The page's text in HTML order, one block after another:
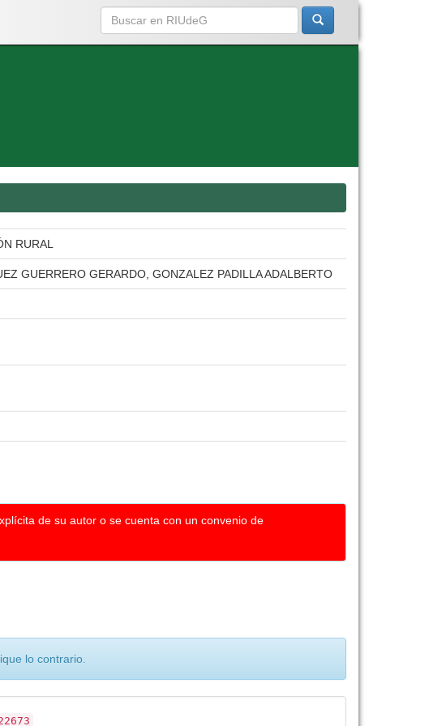
RURAL
GUERRERO GERARDO, GONZALEZ PADILLA ADALBERTO
de su autor o se cuenta con un convenio de
lo contrario.